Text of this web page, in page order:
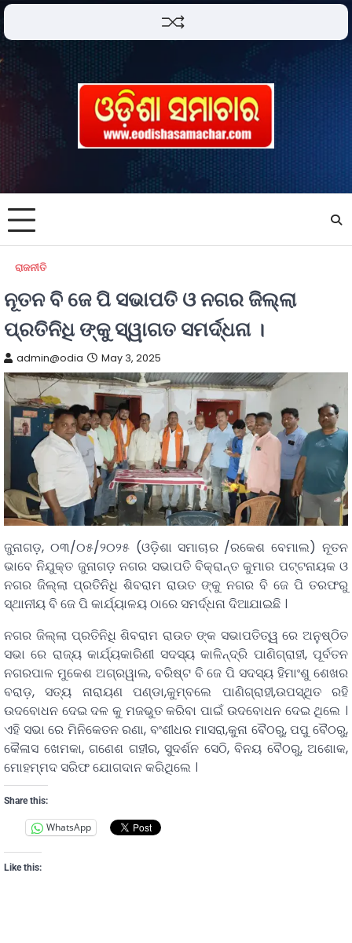
ରାଜନୀତି
ନୂତନ ବି ଜେ ପି ସଭାପତି ଓ ନଗର ଜିଲ୍ଲା
ପ୍ରତିନିଧି ଙ୍କୁ ସ୍ୱାଗତ ସମର୍ଦ୍ଧନା ।
admin@odia May 3, 2025
ଜୁନାଗଡ଼, ୦୩/୦୫/୨୦୨୫ (ଓଡ଼ିଶା ସମାଚାର /ରକେଶ ବେମାଲ) ନୂତନ
ଭାବେ ନିଯୁକ୍ତ ଜୁନାଗଡ଼ ନଗର ସଭାପତି ବିକ୍ରାନ୍ତ କୁମାର ପଟ୍ଟନାୟକ ଓ
ନଗର ଜିଲ୍ଲା ପ୍ରତିନିଧି ଶିବରାମ ରାଉତ ଙ୍କୁ ନଗର ବି ଜେ ପି ତରଫରୁ
ସ୍ଥାନୀୟ ବି ଜେ ପି କାର୍ଯ୍ୟାଳୟ ଠାରେ ସମର୍ଦ୍ଧନା ଦିଆଯାଇଛି ।
ନଗର ଜିଲ୍ଲା ପ୍ରତିନିଧି ଶିବରାମ ରାଉତ ଙ୍କ ସଭାପତିତ୍ୱ ରେ ଅନୁଷ୍ଠିତ
ସଭା ରେ ରାଜ୍ୟ କାର୍ଯ୍ୟକାରିଣୀ ସଦସ୍ୟ କାଳିନ୍ଦ୍ରି ପାଣିଗ୍ରାହୀ, ପୂର୍ବତନ
ନଗରପାଳ ମୁକେଶ ଅଗ୍ରୱାଲ, ବରିଷ୍ଟ ବି ଜେ ପି ସଦସ୍ୟ ହିମାଂଶୁ ଶେଖର
ବରାଡ଼, ସତ୍ୟ ନାରାୟଣ ପଣ୍ଡା,କୁମ୍ବଲେ ପାଣିଗ୍ରାହୀ,ଉପସ୍ଥିତ ରହି
ଉଦବୋଧନ ଦେଇ ଦଳ କୁ ମଜଭୁତ କରିବା ପାଇଁ ଉଦବୋଧନ ଦେଇ ଥିଲେ ।
ଏହି ସଭା ରେ ମିନିକେତନ ରଣା, ବଂଶୀଧର ମାସରା,କୁନା ବୈଠରୁ, ପପୁ ବୈଠରୁ,
କୈଳାସ ଖେମକା, ଗଣେଶ ଗହୀର, ସୁଦର୍ଶନ ସେଠି, ବିନୟ ବୈଠରୁ, ଅଶୋକ,
ମୋହମ୍ମଦ ସରିଫ ଯୋଗଦାନ କରିଥିଲେ ।
Share this:
WhatsApp
Like this: